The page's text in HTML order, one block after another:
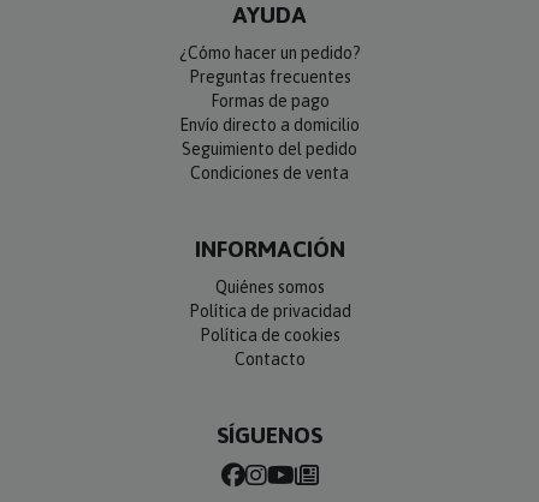
AYUDA
¿Cómo hacer un pedido?
Preguntas frecuentes
Formas de pago
Envío directo a domicilio
Seguimiento del pedido
Condiciones de venta
INFORMACIÓN
Quiénes somos
Política de privacidad
Política de cookies
Contacto
SÍGUENOS